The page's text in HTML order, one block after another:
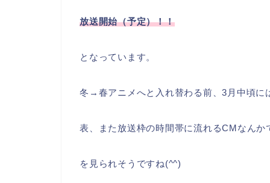
放送開始（予定）！！
となっています。
冬→春アニメへと入れ替わる前、3月中頃に
表、また放送枠の時間帯に流れるCMなんか
を見られそうですね(^^)